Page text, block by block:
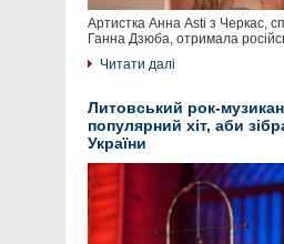
Артистка Анна Asti з Черкас,
Ганна Дзюба, отримала
Читати далі
Литовський рок-
популярний хіт, аби
України